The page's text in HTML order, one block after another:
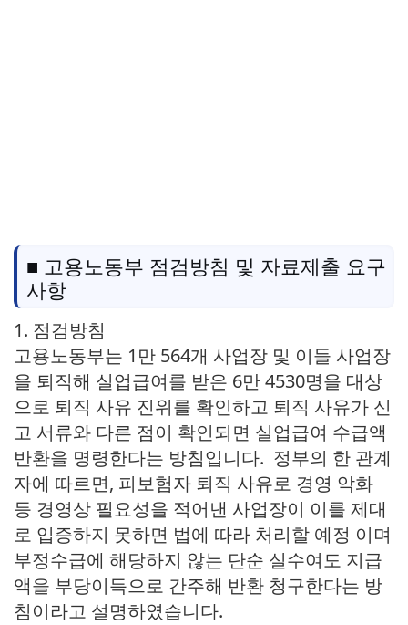
■ 고용노동부 점검방침 및 자료제출 요구
사항
1. 점검방침
고용노동부는 1만 564개 사업장 및 이들 사업장
을 퇴직해 실업급여를 받은 6만 4530명을 대상
으로 퇴직 사유 진위를 확인하고 퇴직 사유가 신
고 서류와 다른 점이 확인되면 실업급여 수급액
반환을 명령한다는 방침입니다. 정부의 한 관계
자에 따르면, 피보험자 퇴직 사유로 경영 악화
등 경영상 필요성을 적어낸 사업장이 이를 제대
로 입증하지 못하면 법에 따라 처리할 예정 이며
부정수급에 해당하지 않는 단순 실수여도 지급
액을 부당이득으로 간주해 반환 청구한다는 방
침이라고 설명하였습니다.